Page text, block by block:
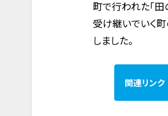
町で行われた「田
受け継いでいく
しました。
関連リンク